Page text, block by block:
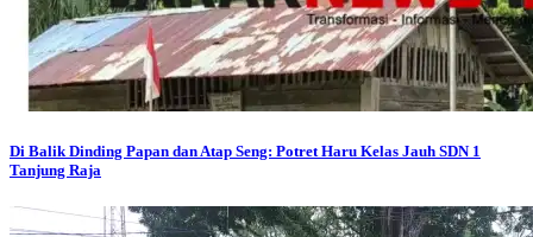
Di Balik Dinding Papan dan Atap Seng: Potret Haru Kelas Jauh SDN 1
Tanjung Raja